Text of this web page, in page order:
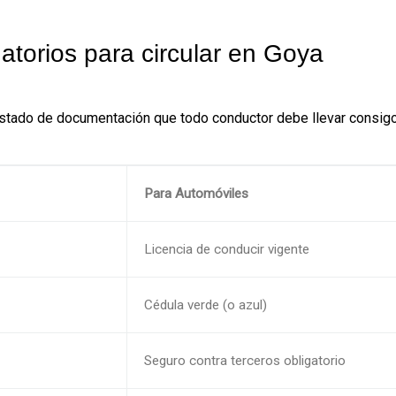
para circular en Goya
de documentación que todo conductor debe llevar
Para Automóviles
Licencia de conducir vigente
Cédula verde (o azul)
Seguro contra terceros obligatorio